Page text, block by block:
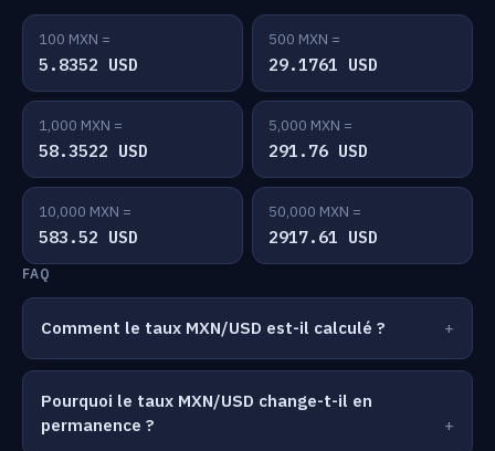
100 MXN =
5.8352 USD
500 MXN =
29.1761 USD
1,000 MXN =
58.3522 USD
5,000 MXN =
291.76 USD
10,000 MXN =
583.52 USD
50,000 MXN =
2917.61 USD
FAQ
Comment le taux MXN/USD est-il calculé ?
Pourquoi le taux MXN/USD change-t-il en
permanence ?